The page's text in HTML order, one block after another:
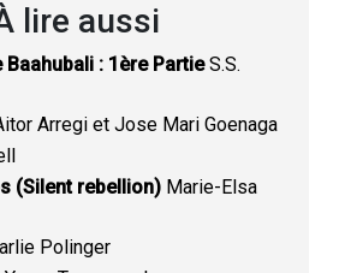
lire aussi
Baahubali : 1ère PartieS.S.
Arregi et Jose Mari Goenaga
(Silent rebellion) Marie-Elsa
Polinger